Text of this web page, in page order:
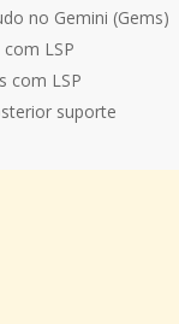
no Gemini (Gems)
LSP
com LSP
suporte